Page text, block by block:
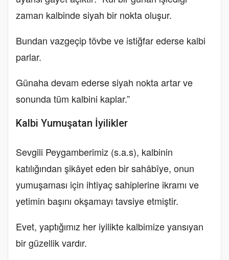
zaman kalbinde siyah bir nokta oluşur.
Bundan vazgeçip tövbe ve istiğfar ederse kalbi
parlar.
Günaha devam ederse siyah nokta artar ve
sonunda tüm kalbini kaplar.”
Kalbi Yumuşatan İyilikler
Sevgili Peygamberimiz (s.a.s), kalbinin
katılığından şikâyet eden bir sahâbîye, onun
yumuşaması için ihtiyaç sahiplerine ikramı ve
yetimin başını okşamayı tavsiye etmiştir.
Evet, yaptığımız her iyilikte kalbimize yansıyan
bir güzellik vardır.